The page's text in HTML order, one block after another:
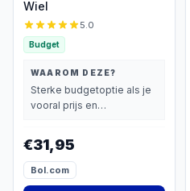
Wiel
5.0
Budget
WAAROM DEZE?
Sterke budgetoptie als je
vooral prijs en
€31,95
Bol.com